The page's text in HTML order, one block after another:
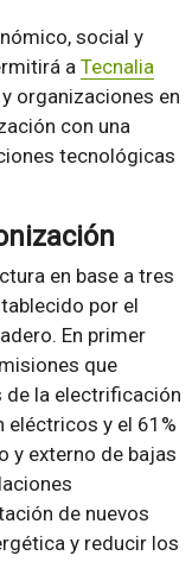
social y
a Tecnalia
organizaciones en
con una
tecnológicas
en base a tres
por el
En primer
que
de la electrificación
eléctricos y el 61%
y externo de bajas
de nuevos
y reducir los